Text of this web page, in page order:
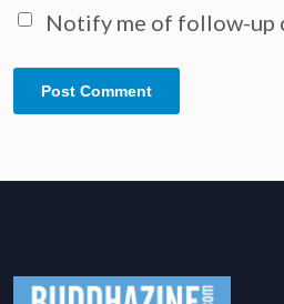
Notify me of follow-up